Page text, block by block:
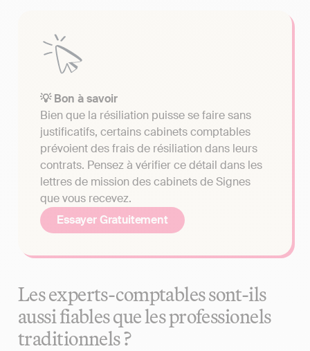
💡 Bon à savoir
Bien que la résiliation puisse se faire sans
justificatifs, certains cabinets comptables
prévoient des frais de résiliation dans leurs
contrats. Pensez à vérifier ce détail dans les
lettres de mission des cabinets de Signes
que vous recevez.
Essayer Gratuitement
Les experts-comptables sont-ils
aussi fiables que les professionels
traditionnels ?